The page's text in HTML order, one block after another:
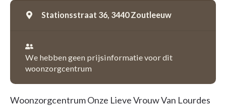
Stationsstraat 36, 3440 Zoutleeuw
We hebben geen prijsinformatie voor dit
woonzorgcentrum
Woonzorgcentrum Onze Lieve Vrouw Van Lourdes